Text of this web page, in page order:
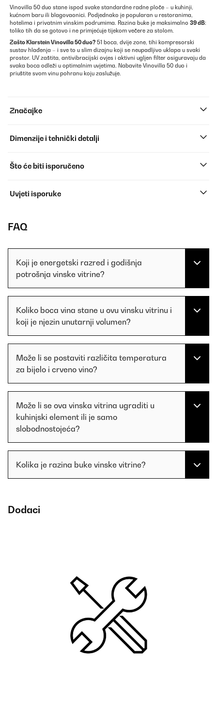
Vinovilla 50 duo stane ispod svake standardne radne ploče – u kuhinji,
kućnom baru ili blagovaonici. Podjednako je popularan u restoranima,
hotelima i privatnim vinskim podrumima. Razina buke je maksimalno 39 dB:
toliko tih da se gotovo i ne primjećuje tijekom večere za stolom.
Zašto Klarstein Vinovilla 50 duo? 51 boca, dvije zone, tihi kompresorski
sustav hlađenja – i sve to u slim dizajnu koji se neupadljivo uklapa u svaki
prostor. UV zaštita, antivibracijski ovjes i aktivni ugljen filter osiguravaju da
svaka boca odleži u optimalnim uvjetima. Nabavite Vinovilla 50 duo i
priuštite svom vinu pohranu koju zaslužuje.
Značajke
Dimenzije i tehnički detalji
Što će biti isporučeno
Uvjeti isporuke
FAQ
Koji je energetski razred i godišnja
potrošnja vinske vitrine?
Koliko boca vina stane u ovu vinsku vitrinu i
koji je njezin unutarnji volumen?
Može li se postaviti različita temperatura
za bijelo i crveno vino?
Može li se ova vinska vitrina ugraditi u
kuhinjski element ili je samo
slobodnostojeća?
Kolika je razina buke vinske vitrine?
Dodaci